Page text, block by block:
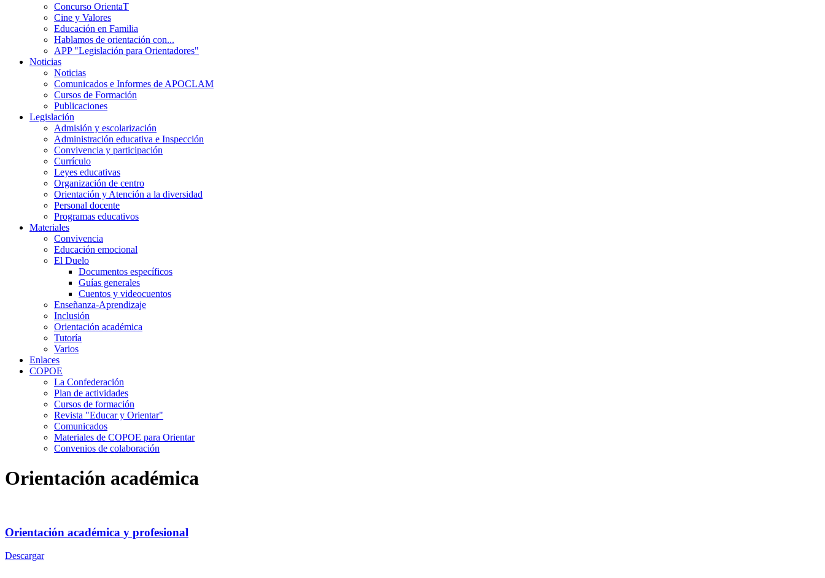
Concurso OrientaT
Cine y Valores
Educación en Familia
Hablamos de orientación con...
APP "Legislación para Orientadores"
Noticias
Noticias
Comunicados e Informes de APOCLAM
Cursos de Formación
Publicaciones
Legislación
Admisión y escolarización
Administración educativa e Inspección
Convivencia y participación
Currículo
Leyes educativas
Organización de centro
Orientación y Atención a la diversidad
Personal docente
Programas educativos
Materiales
Convivencia
Educación emocional
El Duelo
Documentos específicos
Guías generales
Cuentos y videocuentos
Enseñanza-Aprendizaje
Inclusión
Orientación académica
Tutoría
Varios
Enlaces
COPOE
La Confederación
Plan de actividades
Cursos de formación
Revista "Educar y Orientar"
Comunicados
Materiales de COPOE para Orientar
Convenios de colaboración
Orientación académica
Orientación académica y profesional
Descargar